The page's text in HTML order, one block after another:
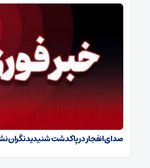
صدای انفجار در پاکدشت شنیدید نگران